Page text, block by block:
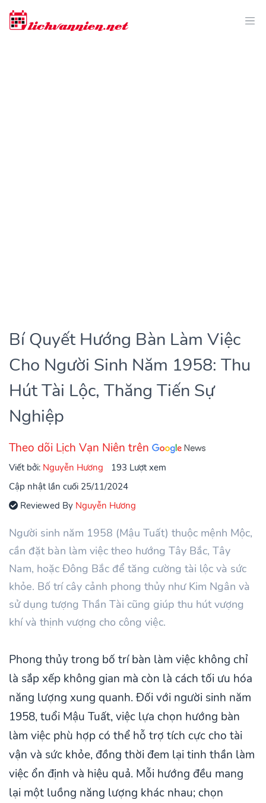
Bí Quyết Hướng Bàn Làm Việc
Cho Người Sinh Năm 1958: Thu
Hút Tài Lộc, Thăng Tiến Sự
Nghiệp
Theo dõi Lịch Vạn Niên trên
Viết bởi: Nguyễn Hương
193 Lượt xem
Cập nhật lần cuối 25/11/2024
Reviewed By Nguyễn Hương
Người sinh năm 1958 (Mậu Tuất) thuộc mệnh Mộc,
cần đặt bàn làm việc theo hướng Tây Bắc, Tây
Nam, hoặc Đông Bắc để tăng cường tài lộc và sức
khỏe. Bố trí cây cảnh phong thủy như Kim Ngân và
sử dụng tượng Thần Tài cũng giúp thu hút vượng
khí và thịnh vượng cho công việc.
Phong thủy trong bố trí bàn làm việc không chỉ
là sắp xếp không gian mà còn là cách tối ưu hóa
năng lượng xung quanh. Đối với người sinh năm
1958, tuổi Mậu Tuất, việc lựa chọn hướng bàn
làm việc phù hợp có thể hỗ trợ tích cực cho tài
vận và sức khỏe, đồng thời đem lại tinh thần làm
việc ổn định và hiệu quả. Mỗi hướng đều mang
lại một luồng năng lượng khác nhau; chọn